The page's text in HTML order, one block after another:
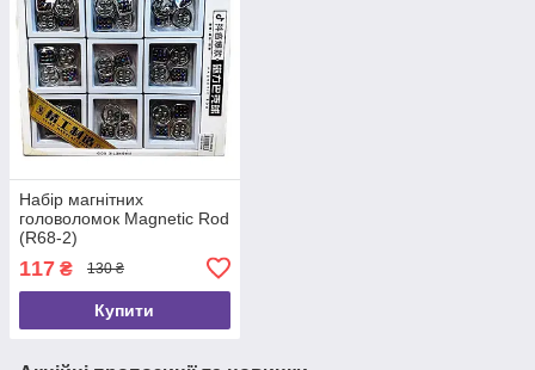
Набір магнітних
головоломок Magnetic Rod
(R68-2)
117 ₴ 130 ₴
Купити